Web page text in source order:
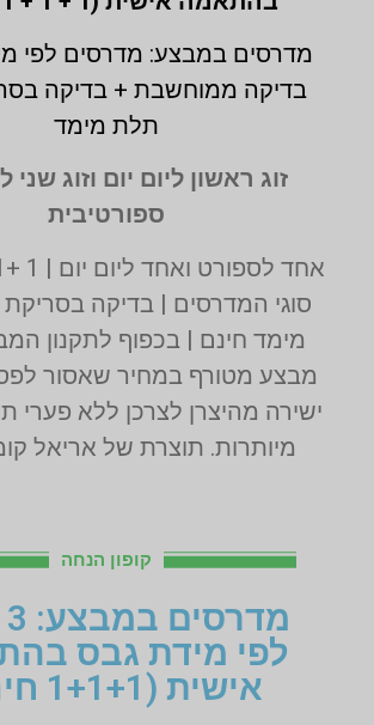
מדרסים במבצע: מדרסים לפי
בדיקה ממוחשבת + בדיקה
תלת מימד
זוג ראשון ליום יום וזוג שני
ספורטיבית
סוגי המדרסים | בדיקה בסריקת
מימד חינם | בכפוף לתקנון
מבצע מטורף במחיר שאסור
ישירה מהיצרן לצרכן ללא פערי
מיותרות. תוצרת של אריאל
קופון הנחה
לפי מידת גבס
אישית (1+1+1 חינם)